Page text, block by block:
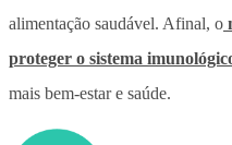
alimentação saudável. Afinal, o
proteger o sistema
mais bem-estar e saúde.